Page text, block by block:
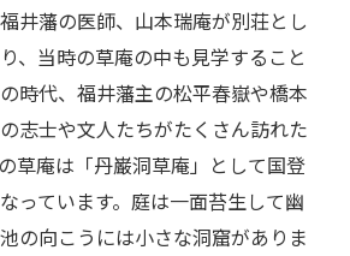
井藩の医師、山本瑞庵が別荘とし
、当時の草庵の中も見学すること
時代、福井藩主の松平春嶽や橋本
志士や文人たちがたくさん訪れた
草庵は「丹巌洞草庵」として国登
っています。庭は一面苔生して幽
の向こうには小さな洞窟がありま